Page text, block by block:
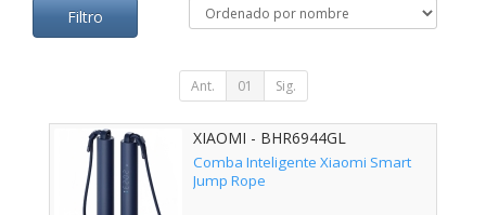
Filtro
Ant. 01 Sig.
XIAOMI - BHR6944GL
Comba Inteligente Xiaomi Smart
Jump Rope